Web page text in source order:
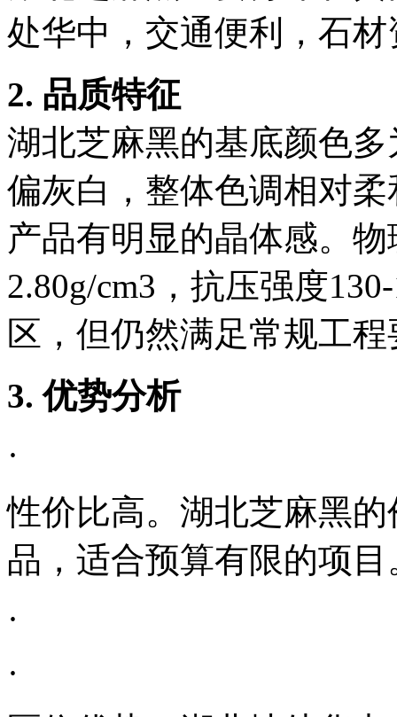
处华中，交通便利，石
2. 品质特征
湖北芝麻黑的基底颜色
偏灰白，整体色调相对
产品有明显的晶体感。
2.80g/cm3，抗压强度
区，但仍然满足常规工
3. 优势分析
·
性价比高。湖北芝麻黑
品，适合预算有限的项目
·
·